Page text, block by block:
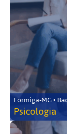
Formiga-MG •
Psicologia